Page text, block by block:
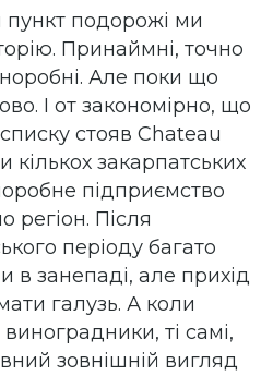
подорожі ми
Принаймні, точно
Але поки що
І от закономірно, що
стояв Chateau
кількох закарпатських
підприємство
регіон. Після
періоду багато
в занепаді, але прихід
галузь. А коли
ті самі,
зовнішній вигляд